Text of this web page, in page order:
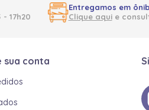
17h20
Entregamos em
Clique aquie
sua conta